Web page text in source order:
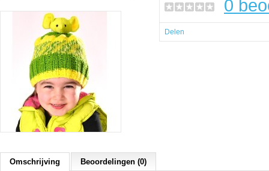
0
Delen
Omschrijving Beoordelingen (0)